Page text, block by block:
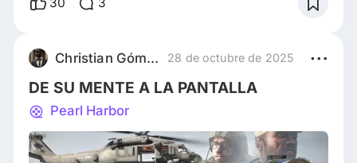
ganarse la confianza de su líder, Bodhi (Patrick
Swayze), y luego traicionarlo. Todo esto p
Christian Gómez Geraldo 28 de octubre de 2025
DE SU MENTE A LA PANTALLA
Pearl Harbor